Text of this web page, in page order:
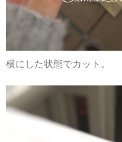
横にした状態でカット。